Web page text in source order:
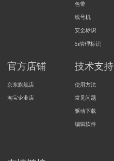
色带
线号机
安全标识
5s管理标识
官方店铺
京东旗舰店
淘宝企业店
技术支持
使用方法
常见问题
驱动下载
编辑软件